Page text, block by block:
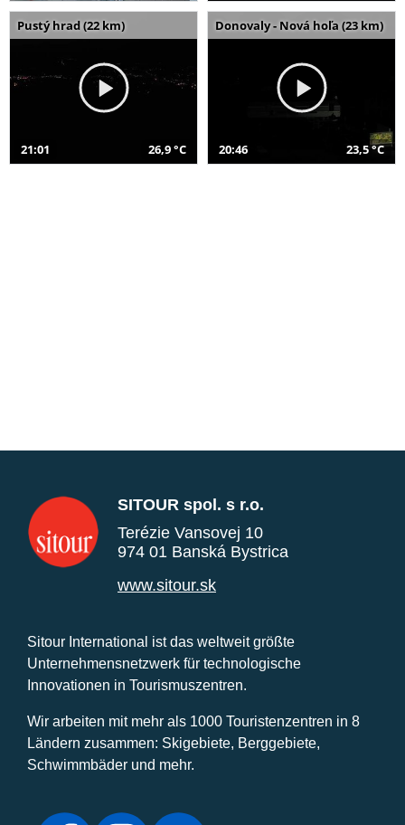
Pustý hrad (22 km)
21:01 26,9 °C
Donovaly - Nová hoľa (23 km)
20:46 23,5 °C
SITOUR spol. s r.o.
Terézie Vansovej 10
974 01 Banská Bystrica
www.sitour.sk
Sitour International ist das weltweit größte
Unternehmensnetzwerk für technologische
Innovationen in Tourismuszentren.
Wir arbeiten mit mehr als 1000 Touristenzentren in 8
Ländern zusammen: Skigebiete, Berggebiete,
Schwimmbäder und mehr.